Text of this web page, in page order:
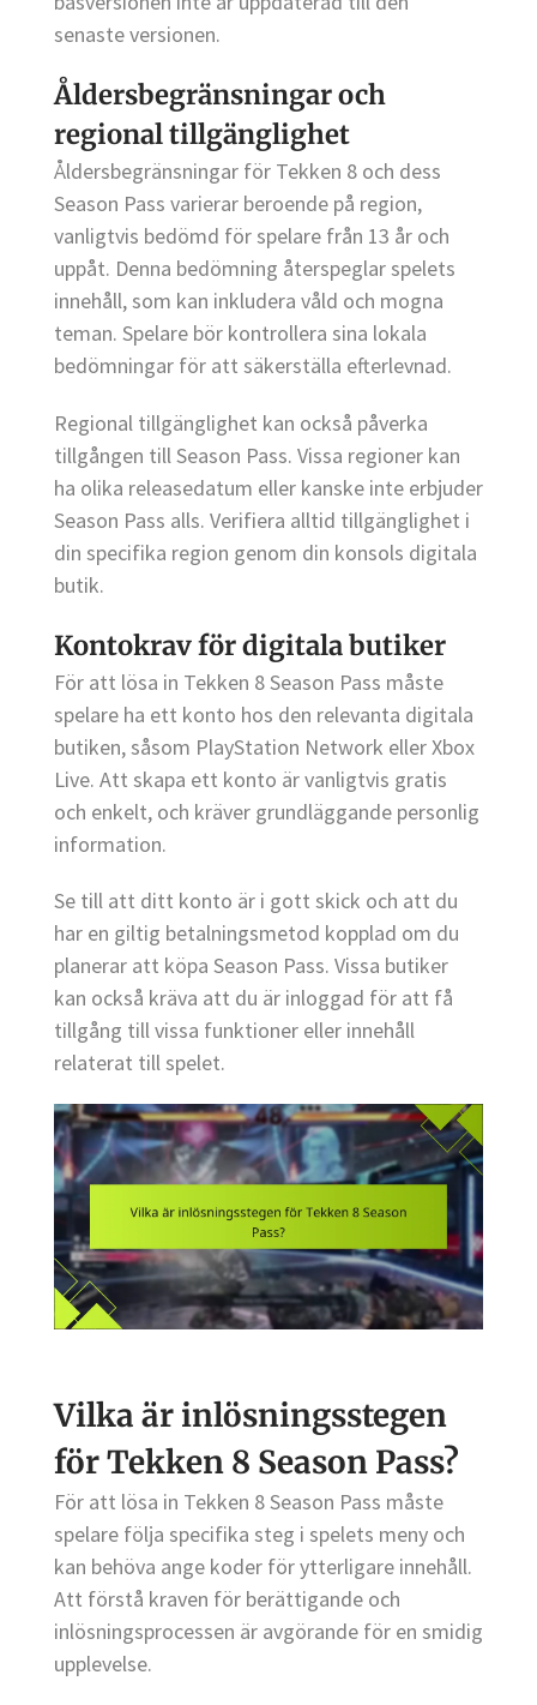
senaste versionen.
Åldersbegränsningar och
regional tillgänglighet
Åldersbegränsningar för Tekken 8 och dess
Season Pass varierar beroende på region,
vanligtvis bedömd för spelare från 13 år och
uppåt. Denna bedömning återspeglar spelets
innehåll, som kan inkludera våld och mogna
teman. Spelare bör kontrollera sina lokala
bedömningar för att säkerställa efterlevnad.
Regional tillgänglighet kan också påverka
tillgången till Season Pass. Vissa regioner kan
ha olika releasedatum eller kanske inte erbjuder
Season Pass alls. Verifiera alltid tillgänglighet i
din specifika region genom din konsols digitala
butik.
Kontokrav för digitala butiker
För att lösa in Tekken 8 Season Pass måste
spelare ha ett konto hos den relevanta digitala
butiken, såsom PlayStation Network eller Xbox
Live. Att skapa ett konto är vanligtvis gratis
och enkelt, och kräver grundläggande personlig
information.
Se till att ditt konto är i gott skick och att du
har en giltig betalningsmetod kopplad om du
planerar att köpa Season Pass. Vissa butiker
kan också kräva att du är inloggad för att få
tillgång till vissa funktioner eller innehåll
relaterat till spelet.
Vilka är inlösningsstegen
för Tekken 8 Season Pass?
För att lösa in Tekken 8 Season Pass måste
spelare följa specifika steg i spelets meny och
kan behöva ange koder för ytterligare innehåll.
Att förstå kraven för berättigande och
inlösningsprocessen är avgörande för en smidig
upplevelse.